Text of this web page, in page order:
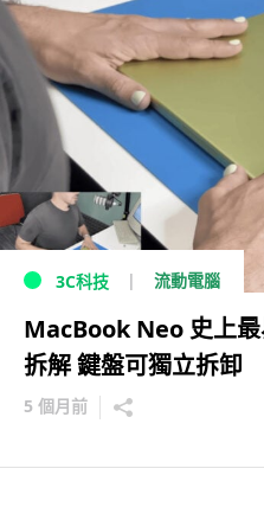
3C科技 流動電腦
MacBook Neo 史上
拆解 鍵盤可獨立拆卸
5 個月前